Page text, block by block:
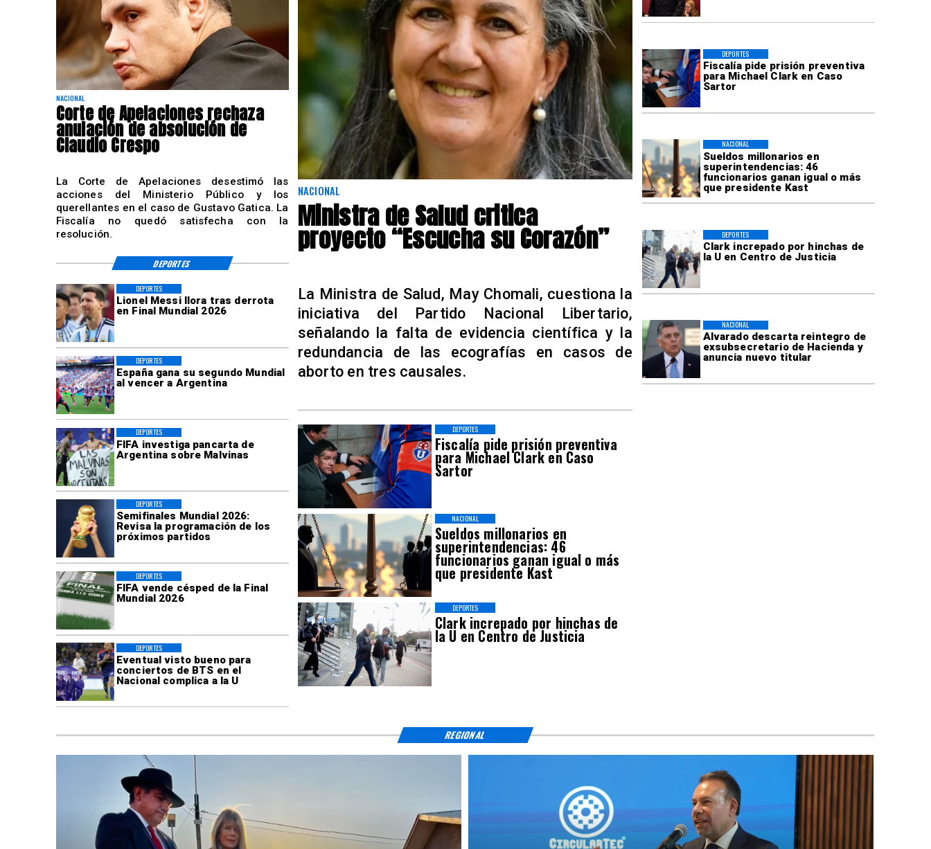
Fiscalía pide prisión preventiva
para Michael Clark en Caso
Sartor
DEPORTES
Sueldos millonarios en
superintendencias: 46
funcionarios ganan igual o más
que presidente Kast
NACIONAL
Clark increpado por hinchas de
la U en Centro de Justicia
DEPORTES
Alvarado descarta reintegro de
exsubsecretario de Hacienda y
anuncia nuevo titular
NACIONAL
Lionel Messi llora tras derrota
en Final Mundial 2026
DEPORTES
España gana su segundo Mundial
al vencer a Argentina
DEPORTES
FIFA investiga pancarta de
Argentina sobre Malvinas
DEPORTES
Semifinales Mundial 2026:
Revisa la programación de los
próximos partidos
DEPORTES
FIFA vende césped de la Final
Mundial 2026
DEPORTES
Eventual visto bueno para
conciertos de BTS en el
Nacional complica a la U
DEPORTES
Fiscalía pide prisión preventiva
para Michael Clark en Caso
Sartor
DEPORTES
Sueldos millonarios en
superintendencias: 46
funcionarios ganan igual o más
que presidente Kast
NACIONAL
Clark increpado por hinchas de
la U en Centro de Justicia
DEPORTES
NACIONAL
Corte de Apelaciones rechaza
anulación de absolución de
Claudio Crespo
La Corte de Apelaciones desestimó las
acciones del Ministerio Público y los
querellantes en el caso de Gustavo Gatica. La
Fiscalía no quedó satisfecha con la
resolución.
NACIONAL
Ministra de Salud critica
proyecto “Escucha su Corazón”
La Ministra de Salud, May Chomali, cuestiona la
iniciativa del Partido Nacional Libertario,
señalando la falta de evidencia científica y la
redundancia de las ecografías en casos de
aborto en tres causales.
DEPORTES
REGIONAL